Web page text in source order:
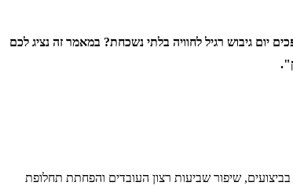
יום גיבוש רגיל לחוויה בלתי נשכחת? במאמר זה נציג לכם
בביצועים, שיפור שביעות רצון העובדים והפחתת תחלופת